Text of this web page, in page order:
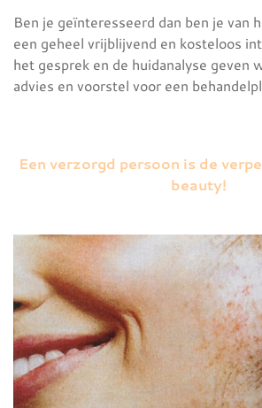
Ben je geïnteresseerd dan ben je van
een geheel vrijblijvend en kosteloos
het gesprek en de huidanalyse geven
advies en voorstel voor een
Een verzorgd persoon is de
beauty!